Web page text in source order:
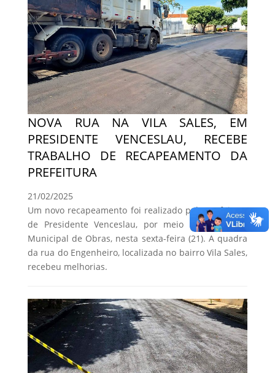
NOVA RUA NA VILA SALES, EM
PRESIDENTE VENCESLAU, RECEBE
TRABALHO DE RECAPEAMENTO DA
PREFEITURA
21/02/2025
Um novo recapeamento foi realizado pela Prefeitura
de Presidente Venceslau, por meio da Secretaria
Municipal de Obras, nesta sexta-feira (21). A quadra
da rua do Engenheiro, localizada no bairro Vila Sales,
recebeu melhorias.